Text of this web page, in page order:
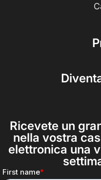
Ricevete un
nella vostra
elettronica una